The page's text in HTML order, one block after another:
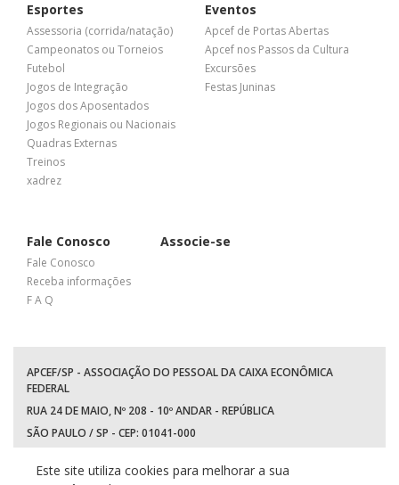
Esportes
Assessoria (corrida/natação)
Campeonatos ou Torneios
Futebol
Jogos de Integração
Jogos dos Aposentados
Jogos Regionais ou Nacionais
Quadras Externas
Treinos
xadrez
Eventos
Apcef de Portas Abertas
Apcef nos Passos da Cultura
Excursões
Festas Juninas
Fale Conosco
Fale Conosco
Receba informações
F A Q
Associe-se
APCEF/SP - ASSOCIAÇÃO DO PESSOAL DA CAIXA ECONÔMICA
FEDERAL
RUA 24 DE MAIO, Nº 208 - 10º ANDAR - REPÚBLICA
SÃO PAULO / SP - CEP: 01041-000
WhatsApp: (11) 94597-5758
Este site utiliza cookies para melhorar a sua